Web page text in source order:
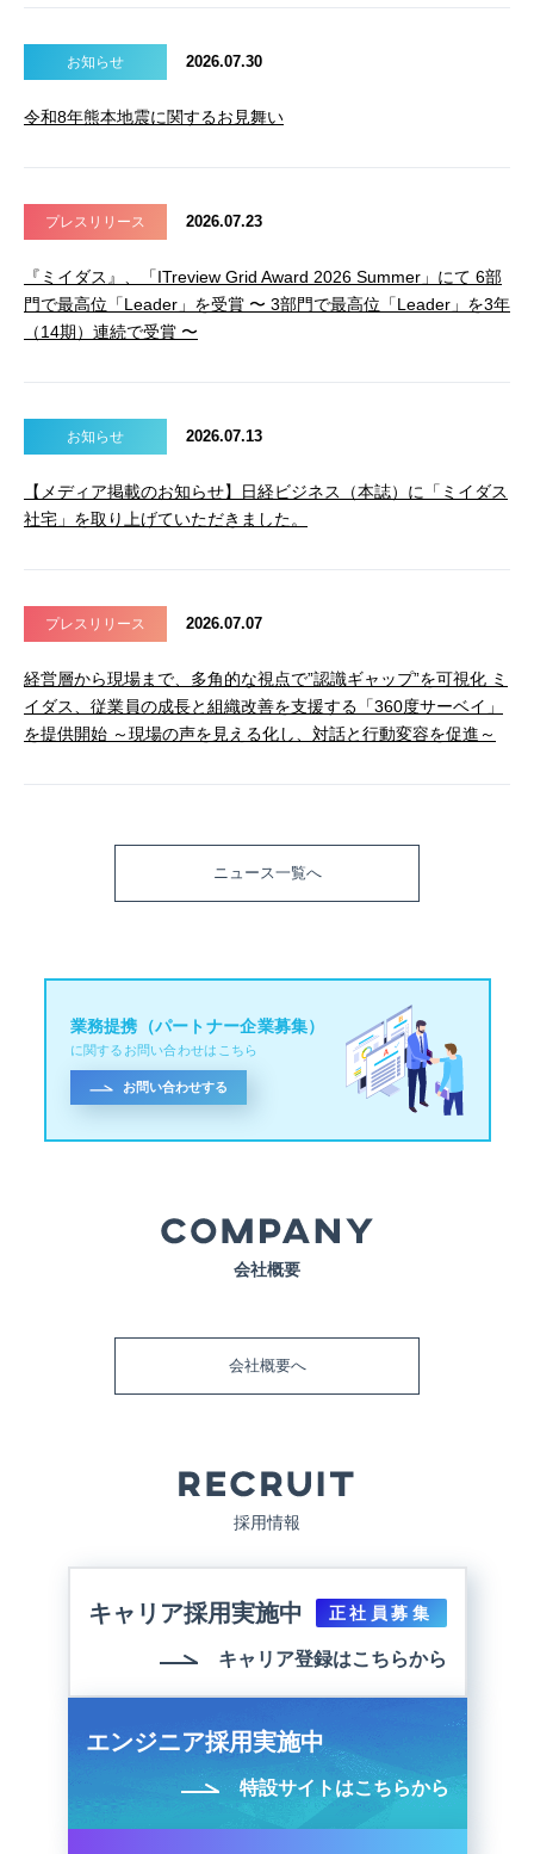
お知らせ 2026.07.30
令和8年熊本地震に関するお見舞い
プレスリリース 2026.07.23
『ミイダス』、「ITreview Grid Award 2026 Summer」にて 6部
門で最高位「Leader」を受賞 〜 3部門で最高位「Leader」を3年
（14期）連続で受賞 〜
お知らせ 2026.07.13
【メディア掲載のお知らせ】日経ビジネス（本誌）に「ミイダス
社宅」を取り上げていただきました。
プレスリリース 2026.07.07
経営層から現場まで、多角的な視点で”認識ギャップ”を可視化 ミ
イダス、従業員の成長と組織改善を支援する「360度サーベイ」
を提供開始 ～現場の声を見える化し、対話と行動変容を促進～
ニュース一覧へ
業務提携（パートナー企業募集）
に関するお問い合わせはこちら
お問い合わせする
会社概要
会社概要へ
採用情報
キャリア採用実施中 正社員募集
キャリア登録はこちらから
エンジニア採用実施中
特設サイトはこちらから